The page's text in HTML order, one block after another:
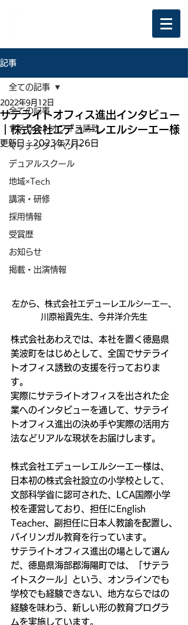
記事
全ての記事
サテライトオフィス誘致
マッチングイベント
デュアルスクール
地域×Tech
講演・研修
採用情報
受賞歴
お知らせ
掲載・出演情報
全ての記事
サテライトオフィス進出インタビュー
｜株式会社エデューレエルシーエー様
2022年9月12日
更新日：2023年7月26日
左から、株式会社エデューレエルシーエー、
川原裕貴先生、今井洋介先生
株式会社あわえでは、本社を置く徳島県
美波町をはじめとして、全国でサテライ
トオフィス誘致の支援を行っておりま
す。
実際にサテライトオフィスを出された企
業へのインタビューを通して、サテライ
トオフィス進出の決め手や実際の活用方
法などリアルな現状をお届けします。
株式会社エデューレエルシーエー様は、
日本初の株式会社設立の小学校として、
文部科学省に認可された、LCA国際小学
校を運営しており、担任にEnglish
Teacher、副担任に日本人教諭を配置し、
バイリンガル教育を行っています。
サテライトオフィス進出の場として選ん
だ、徳島県海部郡海陽町では、「サテラ
イトスクール」という、オンラインでも
学校でも経験できない、地方ならではの
経験を味わう、新しい形の教育プログラ
ムを実施しています。